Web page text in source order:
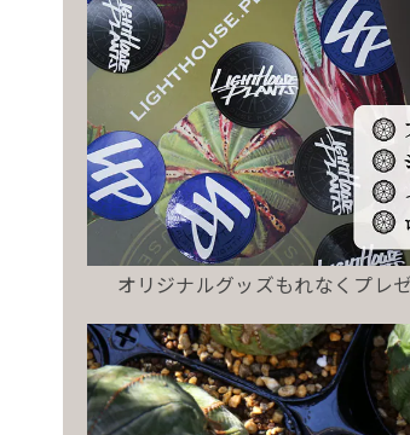
オリジナルグッズもれなくプレ